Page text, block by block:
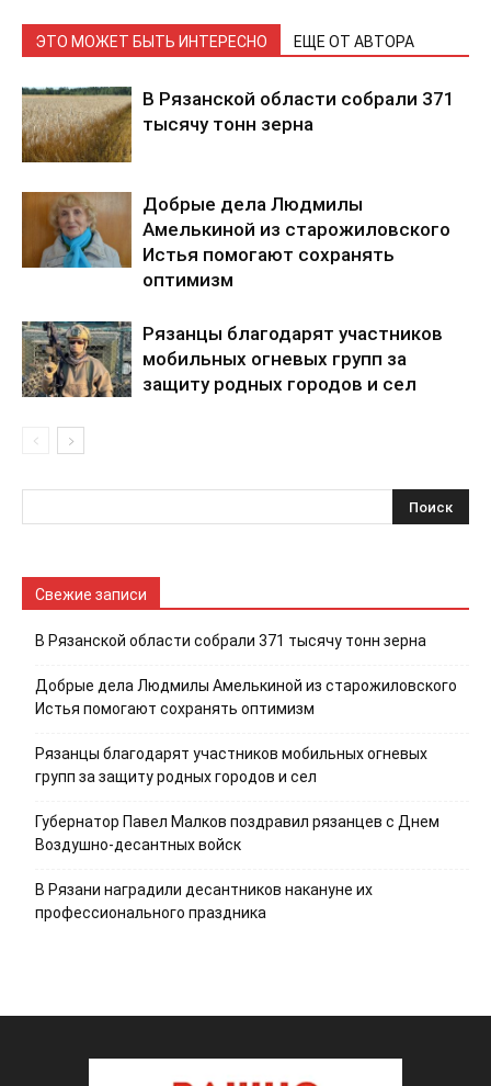
ЭТО МОЖЕТ БЫТЬ ИНТЕРЕСНО ЕЩЕ ОТ АВТОРА
В Рязанской области собрали 371
тысячу тонн зерна
Добрые дела Людмилы
Амелькиной из старожиловского
Истья помогают сохранять
оптимизм
Рязанцы благодарят участников
мобильных огневых групп за
защиту родных городов и сел
Свежие записи
В Рязанской области собрали 371 тысячу тонн зерна
Добрые дела Людмилы Амелькиной из старожиловского
Истья помогают сохранять оптимизм
Рязанцы благодарят участников мобильных огневых
групп за защиту родных городов и сел
Губернатор Павел Малков поздравил рязанцев с Днем
Воздушно-десантных войск
В Рязани наградили десантников накануне их
профессионального праздника